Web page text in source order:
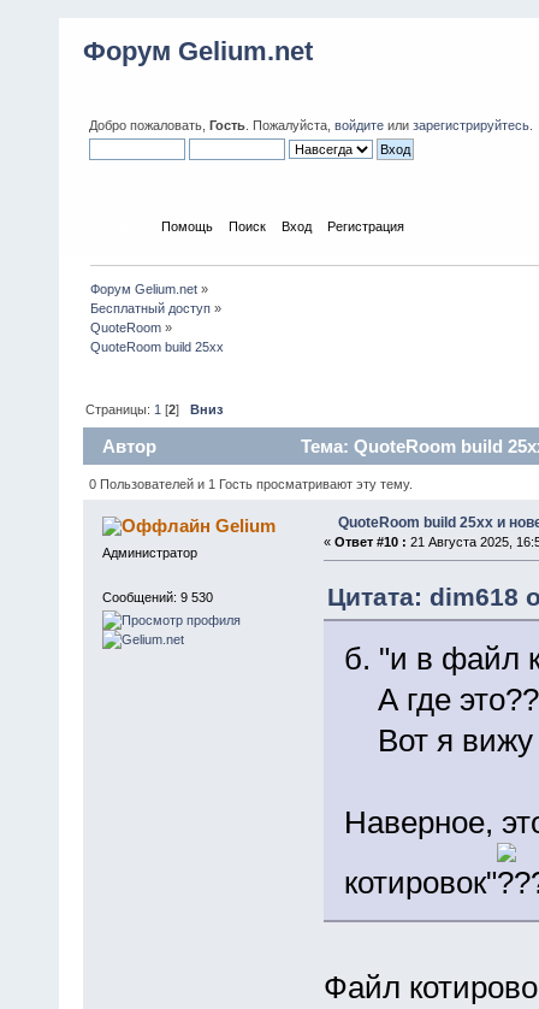
Форум Gelium.net
Добро пожаловать, Гость . Пожалуйста, войдите или зарегистрируйтесь
Помощь Поиск Вход Регистрация
Форум Gelium.net »
Бесплатный доступ »
QuoteRoom »
QuoteRoom build 25xx
Страницы: 1 [2]Вниз
Автор Тема: QuoteRoom build
0 Пользователей и 1 Гость просматривают эту тему.
Gelium
Администратор
Сообщений: 9 530
QuoteRoom build 25xx и
« Ответ #10 : 21 Августа 2025,
Цитата: dim618
б. "и в файл
А где
Вот я вижу
Наверное,
котировок"
Файл